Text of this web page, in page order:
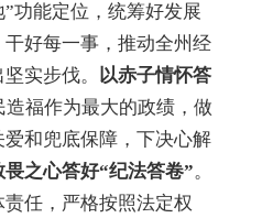
”功能定位，统筹好发展
好每一事，推动全州经
实步伐。 以赤子情怀答
造福作为最大的政绩，做
和兜底保障，下决心解
畏之心答好“纪法答卷”。
任，严格按照法定权